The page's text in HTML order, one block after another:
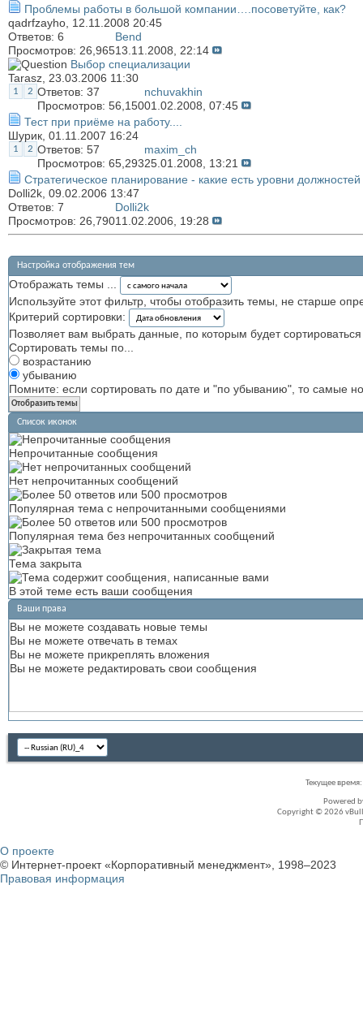
Проблемы работы в большой компании….посоветуйте, как?
qadrfzayho , 12.11.2008 20:45
Ответов: 6
Просмотров: 26,965
Bend
13.11.2008, 22:14
Выбор специализации
Tarasz , 23.03.2006 11:30
1 2 Ответов: 37
Просмотров: 56,150
nchuvakhin
01.02.2008, 07:45
Тест при приёме на работу....
Шурик , 01.11.2007 16:24
1 2 Ответов: 57
Просмотров: 65,293
maxim_ch
25.01.2008, 13:21
Стратегическое планирование - какие есть уровни
Dolli2k , 09.02.2006 13:47
Ответов: 7
Просмотров: 26,790
Dolli2k
11.02.2006, 19:28
Настройка отображения тем
Отображать темы ...
Используйте этот фильтр, чтобы отобразить темы, не старше
Критерий сортировки:
Позволяет вам выбрать данные, по которым будет
Сортировать темы по...
возрастанию
убыванию
Помните: если сортировать по дате и "по убыванию", то самые
Список иконок
Непрочитанные сообщения
Нет непрочитанных сообщений
Популярная тема с непрочитанными сообщениями
Популярная тема без непрочитанных сообщений
Тема закрыта
В этой теме есть ваши сообщения
Ваши права
Вы не можете создавать новые темы
Вы не можете отвечать в темах
Вы не можете прикреплять вложения
Вы не можете редактировать свои сообщения
Текущее время:
Powered
Copyright © 2026
О проекте
© Интернет-проект «Корпоративный менеджмент», 1998–2023
Правовая информация